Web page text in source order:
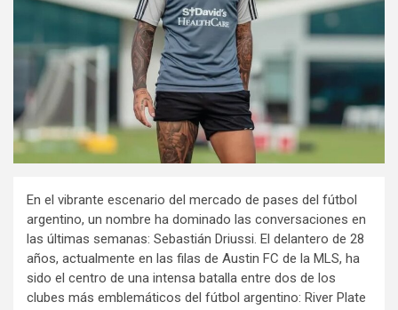
En el vibrante escenario del mercado de pases del fútbol
argentino, un nombre ha dominado las conversaciones en
las últimas semanas: Sebastián Driussi. El delantero de 28
años, actualmente en las filas de Austin FC de la MLS, ha
sido el centro de una intensa batalla entre dos de los
clubes más emblemáticos del fútbol argentino: River Plate